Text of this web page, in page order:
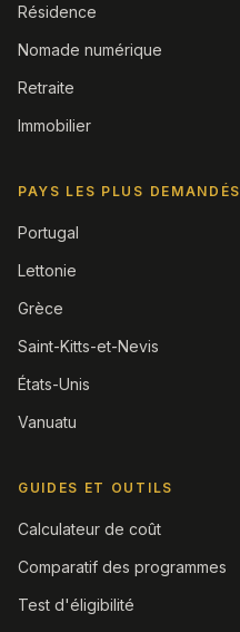
Résidence
Nomade numérique
Retraite
Immobilier
PAYS LES PLUS DEMANDÉS
Portugal
Lettonie
Grèce
Saint-Kitts-et-Nevis
États-Unis
Vanuatu
GUIDES ET OUTILS
Calculateur de coût
Comparatif des programmes
Test d'éligibilité